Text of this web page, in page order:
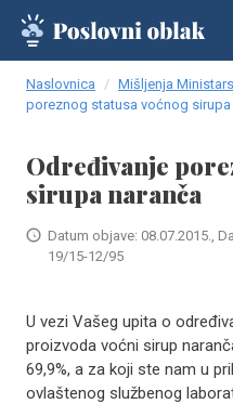
Naslovnica Mišljenja
poreznog statusa voćnog sirupa
Određivanje
sirupa naranča
Datum objave: 08.07.2015.,
19/15-12/95
U vezi Vašeg upita o
proizvoda voćni sirup
69,9%, a za koji ste nam u
ovlaštenog službenog